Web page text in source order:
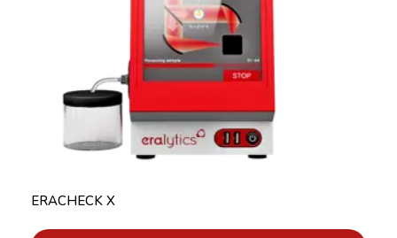
ERACHECK X